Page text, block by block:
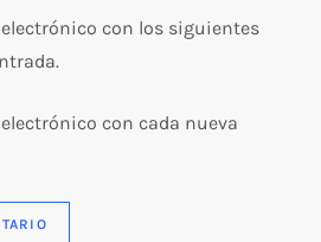
con los siguientes
con cada nueva